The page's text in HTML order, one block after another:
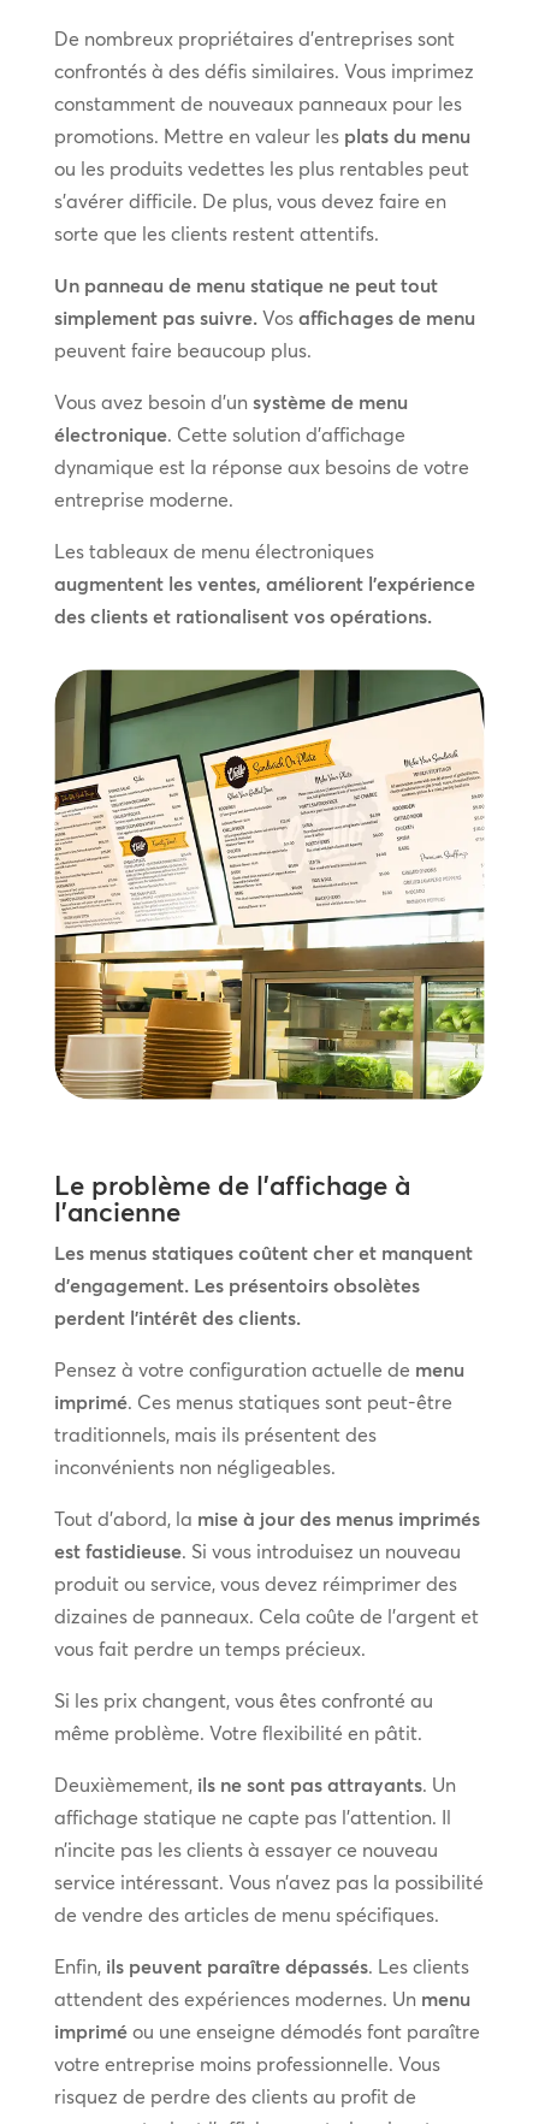
De nombreux propriétaires d’entreprises sont
confrontés à des défis similaires. Vous imprimez
constamment de nouveaux panneaux pour les
promotions. Mettre en valeur les plats du menu
ou les produits vedettes les plus rentables peut
s’avérer difficile. De plus, vous devez faire en
sorte que les clients restent attentifs.
Un panneau de menu statique ne peut tout
simplement pas suivre.Vos affichages de menu
peuvent faire beaucoup plus.
Vous avez besoin d’un système de menu
électronique. Cette solution d’affichage
dynamique est la réponse aux besoins de votre
entreprise moderne.
Les tableaux de menu électroniques
augmentent les ventes, améliorent l’expérience
des clients et rationalisent vos opérations.
Le problème de l’affichage à
l’ancienne
Les menus statiques coûtent cher et manquent
d’engagement. Les présentoirs obsolètes
perdent l’intérêt des clients.
Pensez à votre configuration actuelle de menu
imprimé. Ces menus statiques sont peut-être
traditionnels, mais ils présentent des
inconvénients non négligeables.
Tout d’abord, la mise à jour des menus imprimés
est fastidieuse. Si vous introduisez un nouveau
produit ou service, vous devez réimprimer des
dizaines de panneaux. Cela coûte de l’argent et
vous fait perdre un temps précieux.
Si les prix changent, vous êtes confronté au
même problème. Votre flexibilité en pâtit.
Deuxièmement, ils ne sont pas attrayants. Un
affichage statique ne capte pas l’attention. Il
n’incite pas les clients à essayer ce nouveau
service intéressant. Vous n’avez pas la possibilité
de vendre des articles de menu spécifiques.
Enfin, ils peuvent paraître dépassés. Les clients
attendent des expériences modernes. Un menu
impriméou une enseigne démodés font paraître
votre entreprise moins professionnelle. Vous
risquez de perdre des clients au profit de